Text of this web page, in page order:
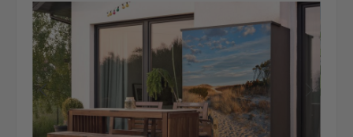
Bildergalerie überspringen